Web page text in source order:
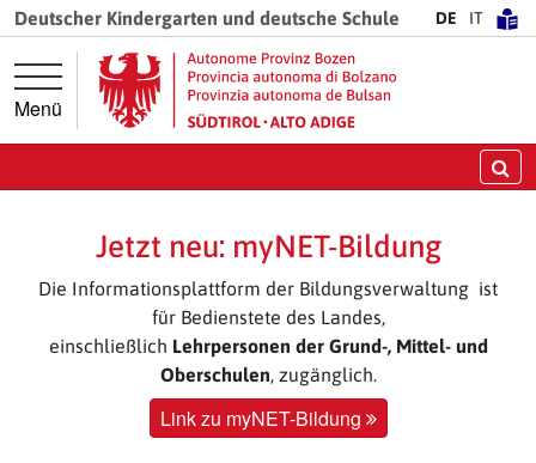
Springe direkt zur Hauptnavigation
Springe direkt zum Inhalt
Deutscher Kindergarten und deutsche Schule DE IT
Menü
Jetzt neu: myNET-Bildung
Die Informationsplattform der Bildungsverwaltung ist
für Bedienstete des Landes,
einschließlich Lehrpersonen der Grund-, Mittel- und
Oberschulen, zugänglich.
Link zu myNET-Bildung